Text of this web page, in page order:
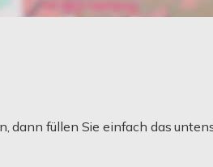
füllen Sie einfach das